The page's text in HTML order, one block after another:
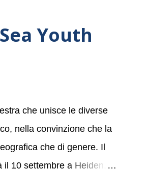
Youth
che unisce le diverse
nella convinzione che la
che di genere. Il
il 10 settembre a Heiden, in